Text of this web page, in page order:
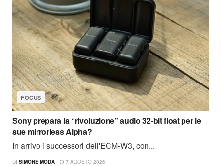
FOCUS
Sony prepara la “rivoluzione” audio 32-bit float per le
sue mirrorless Alpha?
In arrivo i successori dell'ECM-W3, con...
DI SIMONE MODA 7 AGOSTO 2026